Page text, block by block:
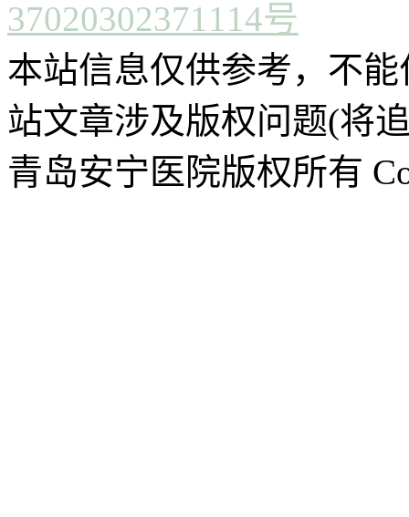
37020302371114号
本站信息仅供参考，不
站文章涉及版权问题(将
青岛安宁医院版权所有